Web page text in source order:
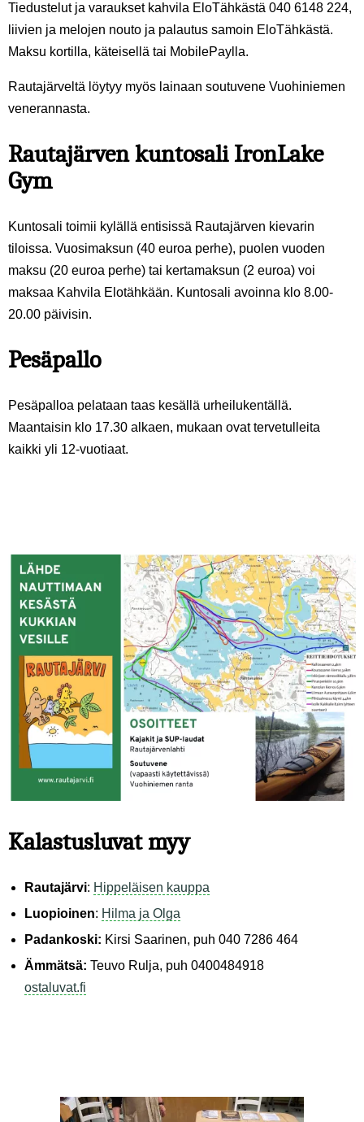
Tiedustelut ja varaukset kahvila EloTähkästä 040 6148 224,
liivien ja melojen nouto ja palautus samoin EloTähkästä.
Maksu kortilla, käteisellä tai MobilePaylla.
Rautajärveltä löytyy myös lainaan soutuvene Vuohiniemen
venerannasta.
Rautajärven kuntosali IronLake
Gym
Kuntosali toimii kylällä entisissä Rautajärven kievarin
tiloissa. Vuosimaksun (40 euroa perhe), puolen vuoden
maksu (20 euroa perhe) tai kertamaksun (2 euroa) voi
maksaa Kahvila Elotähkään. Kuntosali avoinna klo 8.00-
20.00 päivisin.
Pesäpallo
Pesäpalloa pelataan taas kesällä urheilukentällä.
Maantaisin klo 17.30 alkaen, mukaan ovat tervetulleita
kaikki yli 12-vuotiaat.
Kalastusluvat myy
Rautajärvi: Hippeläisen kauppa
Luopioinen: Hilma ja Olga
Padankoski: Kirsi Saarinen, puh 040 7286 464
Ämmätsä: Teuvo Rulja, puh 0400484918
ostaluvat.fi